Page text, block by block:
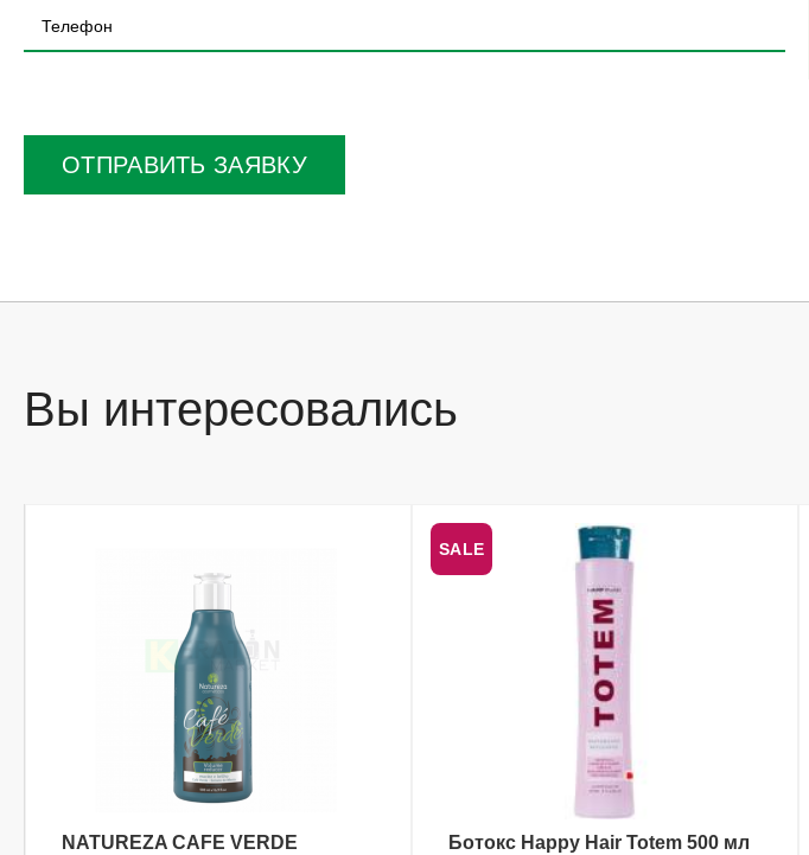
поле
пустым.
ОТПРАВИТЬ ЗАЯВКУ
Вы интересовались
В КОРЗИНУ
NATUREZA CAFE VERDE
SALE
В КОРЗИНУ
Ботокс Happy Hair Totem 500 мл